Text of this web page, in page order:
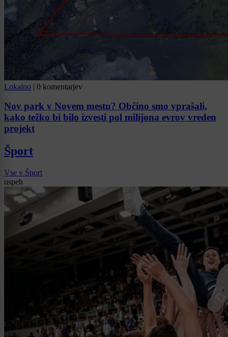
Lokalno | 0 komentarjev
Nov park v Novem mestu? Občino smo vprašali,
kako težko bi bilo izvesti pol milijona evrov vreden
projekt
Šport
Vse v Šport
uspeh